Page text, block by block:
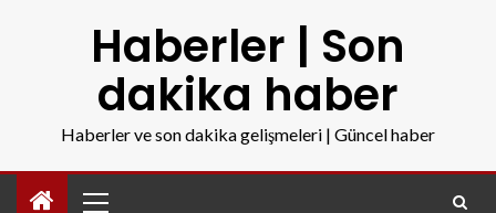
Haberler | Son
dakika haber
Haberler ve son dakika gelişmeleri | Güncel haber